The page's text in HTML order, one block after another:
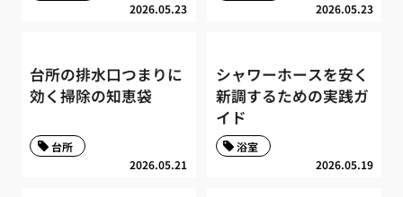
2026.05.23 2026.05.23
台所の排水口つまりに
効く掃除の知恵袋
2026.05.21
台所
シャワーホースを安く
新調するための実践ガ
イド
2026.05.19
浴室